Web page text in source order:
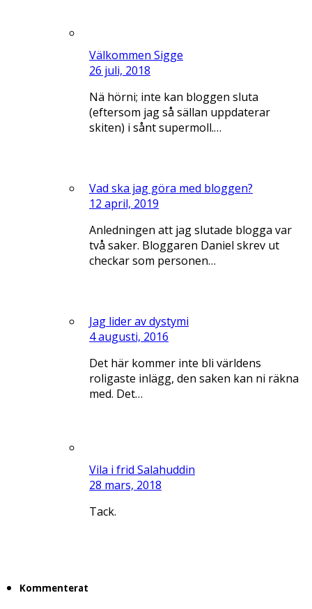
Välkommen Sigge
26 juli, 2018
Nä hörni; inte kan bloggen sluta
(eftersom jag så sällan uppdaterar
skiten) i sånt supermoll.…
Vad ska jag göra med bloggen?
12 april, 2019
Anledningen att jag slutade blogga var
två saker. Bloggaren Daniel skrev ut
checkar som personen…
Jag lider av dystymi
4 augusti, 2016
Det här kommer inte bli världens
roligaste inlägg, den saken kan ni räkna
med. Det…
Vila i frid Salahuddin
28 mars, 2018
Tack.
Kommenterat